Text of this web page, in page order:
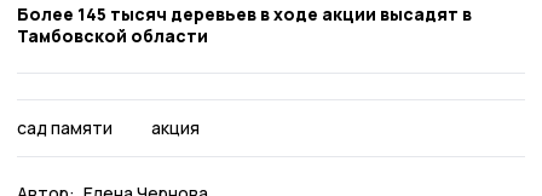
Более 145 тысяч деревьев в ходе акции высадят в
Тамбовской области
сад памяти акция